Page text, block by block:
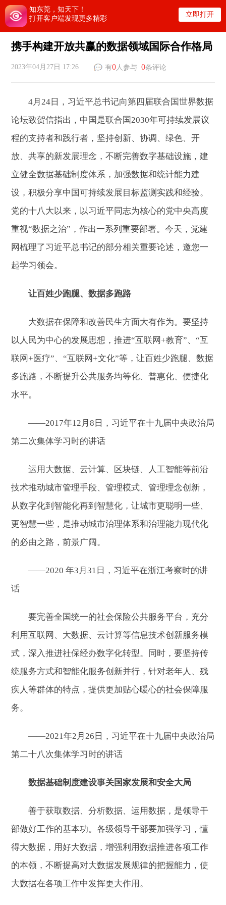
知东莞，知天下！
打开客户端发现更多精彩
立即打开
携手构建开放共赢的数据领域国际合作格局
2023年04月27日 17:26 有0人参与0条评论
4月24日，习近平总书记向第四届联合国世界数据
论坛致贺信指出，中国是联合国2030年可持续发展议
程的支持者和践行者，坚持创新、协调、绿色、开
放、共享的新发展理念，不断完善数字基础设施，建
立健全数据基础制度体系，加强数据和统计能力建
设，积极分享中国可持续发展目标监测实践和经验。
党的十八大以来，以习近平同志为核心的党中央高度
重视“数据之治”，作出一系列重要部署。今天，党建
网梳理了习近平总书记的部分相关重要论述，邀您一
起学习领会。
让百姓少跑腿、数据多跑路
大数据在保障和改善民生方面大有作为。要坚持
以人民为中心的发展思想，推进“互联网+教育”、“互
联网+医疗”、“互联网+文化”等，让百姓少跑腿、数据
多跑路，不断提升公共服务均等化、普惠化、便捷化
水平。
——2017年12月8日，习近平在十九届中央政治局
第二次集体学习时的讲话
运用大数据、云计算、区块链、人工智能等前沿
技术推动城市管理手段、管理模式、管理理念创新，
从数字化到智能化再到智慧化，让城市更聪明一些、
更智慧一些，是推动城市治理体系和治理能力现代化
的必由之路，前景广阔。
——2020 年3月31日，习近平在浙江考察时的讲
话
要完善全国统一的社会保险公共服务平台，充分
利用互联网、大数据、云计算等信息技术创新服务模
式，深入推进社保经办数字化转型。同时，要坚持传
统服务方式和智能化服务创新并行，针对老年人、残
疾人等群体的特点，提供更加贴心暖心的社会保障服
务。
——2021年2月26日，习近平在十九届中央政治局
第二十八次集体学习时的讲话
数据基础制度建设事关国家发展和安全大局
善于获取数据、分析数据、运用数据，是领导干
部做好工作的基本功。各级领导干部要加强学习，懂
得大数据，用好大数据，增强利用数据推进各项工作
的本领，不断提高对大数据发展规律的把握能力，使
大数据在各项工作中发挥更大作用。